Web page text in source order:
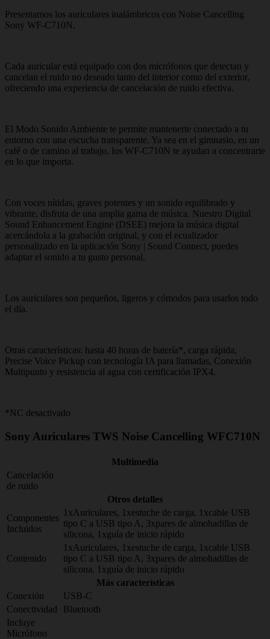
Presentamos los auriculares inalámbricos con Noise Cancelling
Sony WF-C710N.
Cada auricular está equipado con dos micrófonos que detectan y
cancelan el ruido no deseado tanto del interior como del exterior,
ofreciendo una experiencia de cancelación de ruido efectiva.
El Modo Sonido Ambiente te permite mantenerte conectado a tu
entorno con una escucha transparente. Ya sea en el gimnasio, en un
café o de camino al trabajo, los WF-C710N te ayudan a concentrarte
en lo que importa.
Con voces nítidas, graves potentes y un sonido equilibrado y
vibrante, disfruta de una amplia gama de música. Nuestro Digital
Sound Enhancement Engine (DSEE) mejora la música digital
acercándola a la grabación original, y con el ecualizador
personalizado en la aplicación Sony | Sound Connect, puedes
adaptar el sonido a tu gusto personal.
Los auriculares son pequeños, ligeros y cómodos para usarlos todo
el día.
Otras características: hasta 40 horas de batería*, carga rápida,
Precise Voice Pickup con tecnología IA para llamadas, Conexión
Multipunto y resistencia al agua con certificación IPX4.
*NC desactivado
Sony Auriculares TWS Noise Cancelling WFC710N
Multimedia
Cancelación
de ruido
Otros detalles
Componentes
Incluidos
1xAuriculares, 1xestuche de carga, 1xcable USB
tipo C a USB tipo A, 3xpares de almohadillas de
silicona, 1xguía de inicio rápido
Contenido
1xAuriculares, 1xestuche de carga, 1xcable USB
tipo C a USB tipo A, 3xpares de almohadillas de
silicona, 1xguía de inicio rápido
Más características
Conexión
USB-C
Conectividad
Bluetooth
Incluye
Micrófono